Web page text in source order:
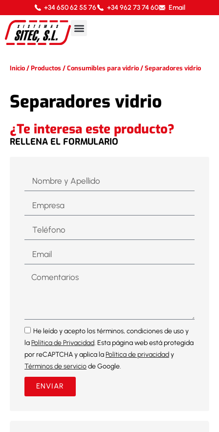
+34 650 62 55 76 +34 962 73 74 60 Email
Inicio/Productos /Consumibles para vidrio/Separadores vidrio
Separadores vidrio
¿Te interesa este producto?
RELLENA EL FORMULARIO
He leído y acepto los términos, condiciones de uso y
laPolítica de Privacidad. Esta página web está protegida
por reCAPTCHA y aplica laPolítica de privacidady
Términos de serviciode Google.
ENVIAR